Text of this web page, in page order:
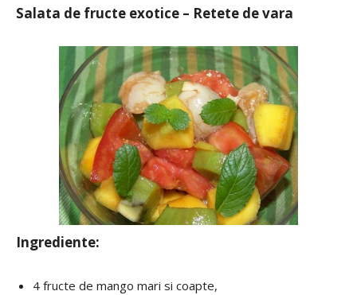
Salata de fructe exotice – Retete de vara
Ingrediente:
4 fructe de mango mari si coapte,